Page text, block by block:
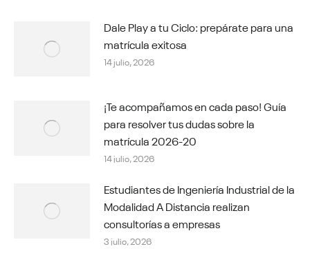
Dale Play a tu Ciclo: prepárate para una
matrícula exitosa
14 julio, 2026
¡Te acompañamos en cada paso! Guía
para resolver tus dudas sobre la
matrícula 2026-20
14 julio, 2026
Estudiantes de Ingeniería Industrial de la
Modalidad A Distancia realizan
consultorías a empresas
3 julio, 2026